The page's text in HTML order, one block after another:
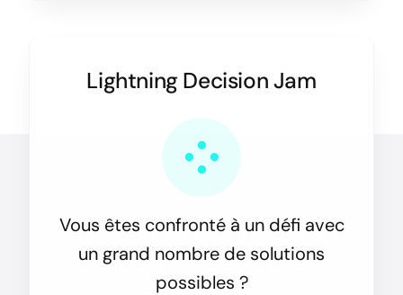
Lightning Decision Jam
Vous êtes confronté à un défi avec
un grand nombre de solutions
possibles ?